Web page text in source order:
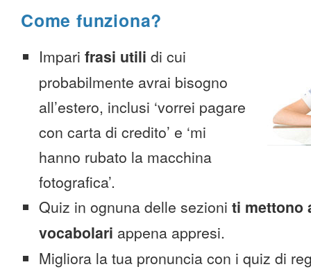
Come funziona?
Impari frasi utili di cui
probabilmente avrai bisogno
all’estero, inclusi ‘vorrei pagare
con carta di credito’ e ‘mi
hanno rubato la macchina
fotografica’.
Quiz in ognuna delle sezioni ti mettono
vocabolari appena appresi.
Migliora la tua pronuncia con i quiz di